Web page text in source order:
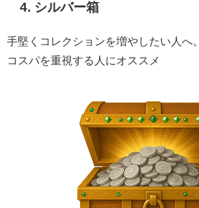
4. シルバー箱
手堅くコレクションを増やしたい人へ。
コスパを重視する人にオススメ